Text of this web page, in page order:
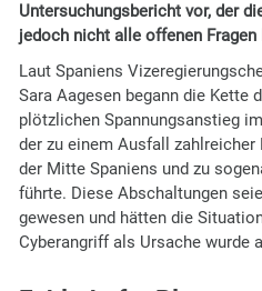
Untersuchungsbericht vor, der
jedoch nicht alle offenen
Laut Spaniens
Sara Aagesen begann die Kette
plötzlichen Spannungsanstieg
der zu einem Ausfall
der Mitte Spaniens und zu
führte. Diese Abschaltungen
gewesen und hätten die
Cyberangriff als Ursache wurde